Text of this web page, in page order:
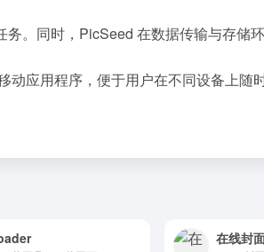
。同时，PicSeed 在数据传输与存储
应用程序，便于用户在不同设备上
在线封